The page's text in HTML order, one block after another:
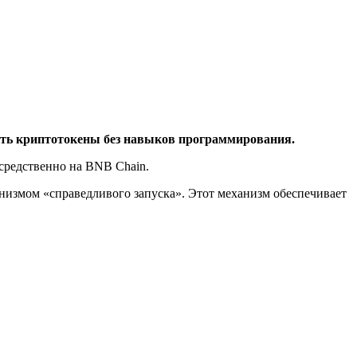
криптотокены без навыков программирования.
на BNB Chain.
«справедливого запуска». Этот механизм обеспечивает